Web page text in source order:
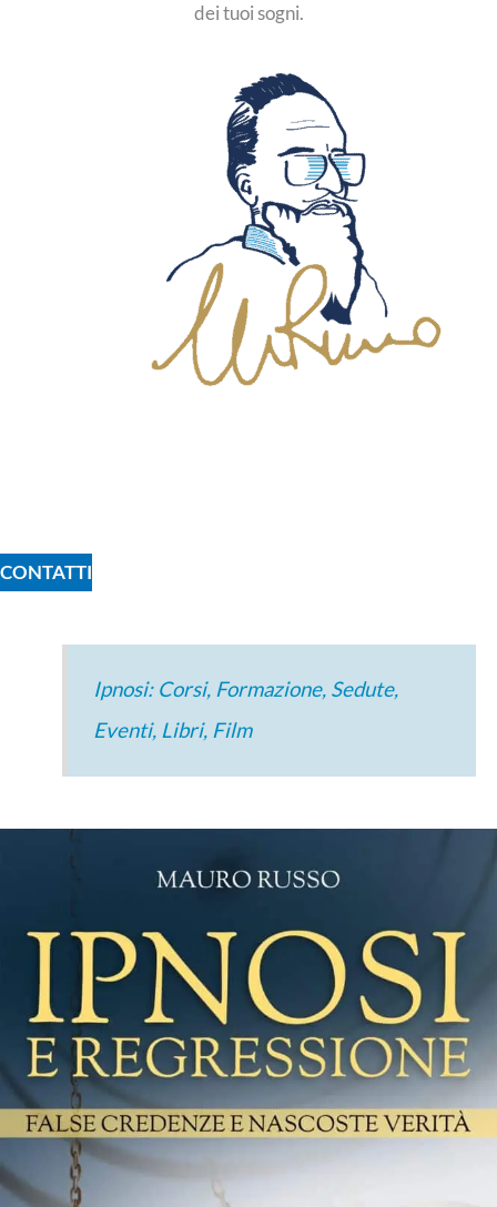
dei tuoi sogni.
CONTATTI
Ipnosi: Corsi, Formazione, Sedute,
Eventi, Libri, Film